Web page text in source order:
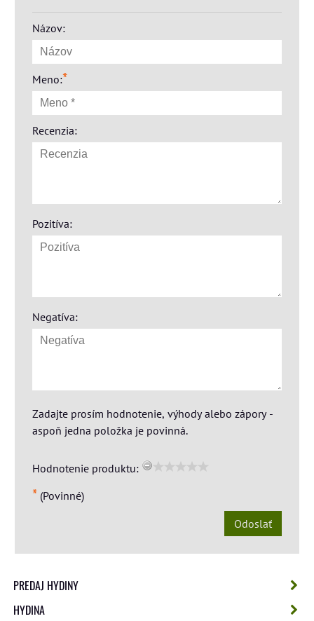
Názov:
Meno:*
Recenzia:
Pozitíva:
Negatíva:
Zadajte prosím hodnotenie, výhody alebo zápory -
aspoň jedna položka je povinná.
Hodnotenie produktu:
* (Povinné)
Odoslať
PREDAJ HYDINY
HYDINA